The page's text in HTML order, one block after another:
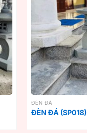
ĐÈN ĐÁ
ĐÈN ĐÁ (SP018)